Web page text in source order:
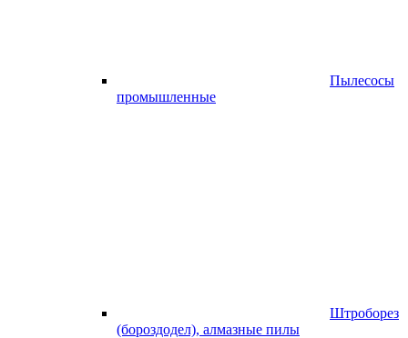
Пылесосы
промышленные
Штроборез
(бороздодел), алмазные пилы